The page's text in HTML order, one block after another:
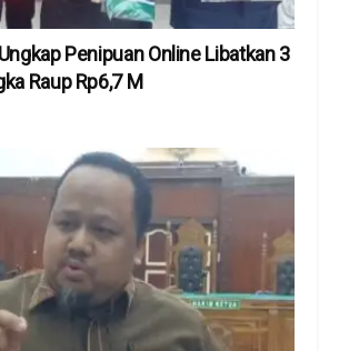
Penipuan Online Libatkan 3
Raup Rp6,7 M